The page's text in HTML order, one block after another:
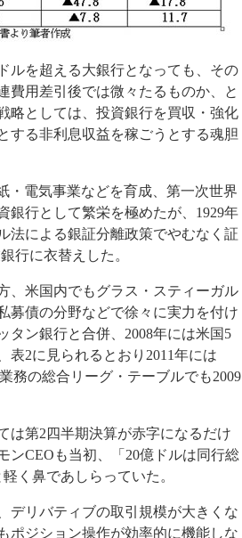
ルを超える大銀行となっても、その
費用差引後では微々たるものか、と
略としては、投資銀行を買収・強化
する非利息収益を稼ごうとする魂胆
・電気事業などを育成、第一次世界
銀行として繁栄を極めたが、1929年
法による銀証分離政策でやむなく証
行に衣替えした。
米国内でもグラス・スティーガル
募債の分野などで徐々に実力を付け
タン銀行と合併、2008年には米国5
表2に見られるとおり2011年には
務の総合リーグ・テーブルでも2009
は第2 四半期決算が赤字になるだけ
ンCEO も当初、「 20億ドルは同行総
く鼻であしらっていた。
リバティブの取引規模が大きくな
ポジション操作が効率的に機能しな